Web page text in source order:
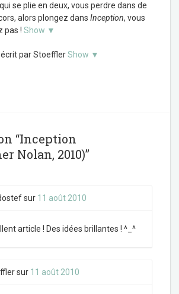
se plie en deux, vous perdre dans de
alors plongez dans Inception, vous
pas ! Show ▼
par StoefflerShow ▼
“Inception
Nolan, 2010)”
sur 11 août 2010
article ! Des idées brillantes ! ^_^
sur 11 août 2010